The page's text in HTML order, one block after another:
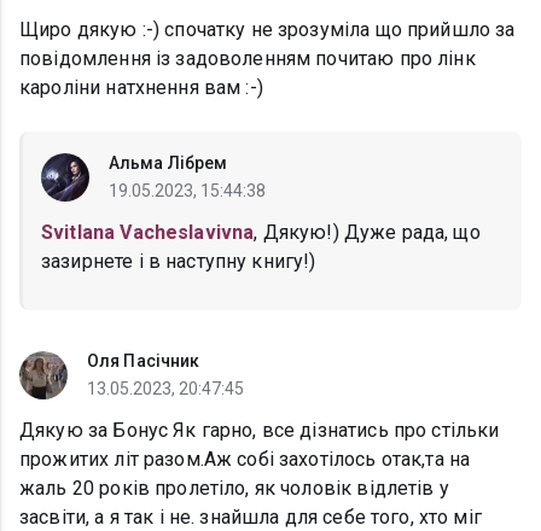
Щиро дякую :-) спочатку не зрозуміла що прийшло за
повідомлення із задоволенням почитаю про лінк
кароліни натхнення вам :-)
Альма Лібрем
19.05.2023, 15:44:38
Svitlana Vacheslavivna, Дякую!) Дуже рада, що
зазирнете і в наступну книгу!)
Оля Пасічник
13.05.2023, 20:47:45
Дякую за Бонус Як гарно, все дізнатись про стільки
прожитих літ разом.Аж собі захотілось отак,та на
жаль 20 років пролетіло, як чоловік відлетів у
засвіти, а я так і не. знайшла для себе того, хто міг